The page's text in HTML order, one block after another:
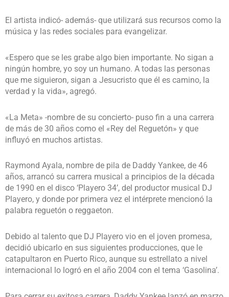
El artista indicó- además- que utilizará sus recursos como la
música y las redes sociales para evangelizar.
«Espero que se les grabe algo bien importante. No sigan a
ningún hombre, yo soy un humano. A todas las personas
que me siguieron, sigan a Jesucristo que él es camino, la
verdad y la vida», agregó.
«La Meta» -nombre de su concierto- puso fin a una carrera
de más de 30 años como el «Rey del Reguetón» y que
influyó en muchos artistas.
Raymond Ayala, nombre de pila de Daddy Yankee, de 46
años, arrancó su carrera musical a principios de la década
de 1990 en el disco ‘Playero 34’, del productor musical DJ
Playero, y donde por primera vez el intérprete mencionó la
palabra reguetón o reggaeton.
Debido al talento que DJ Playero vio en el joven promesa,
decidió ubicarlo en sus siguientes producciones, que le
catapultaron en Puerto Rico, aunque su estrellato a nivel
internacional lo logró en el año 2004 con el tema ‘Gasolina’.